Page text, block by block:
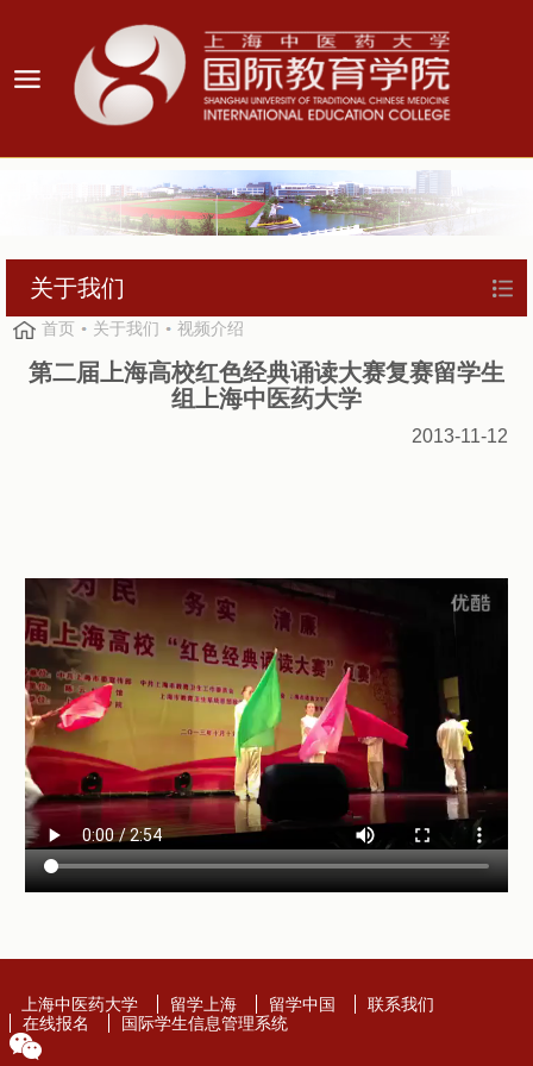
关于我们
首页 关于我们 视频介绍
第二届上海高校红色经典诵读大赛复赛留学生
组上海中医药大学
2013-11-12
上海中医药大学 留学上海 留学中国
联系我们
在线报名
国际学生信息管理系统